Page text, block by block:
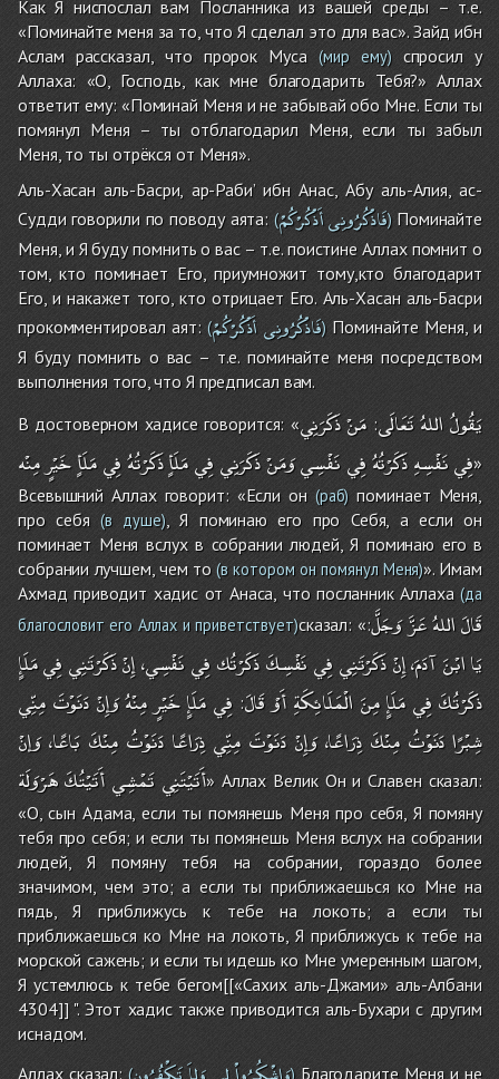
Как Я ниспослал вам Посланника из вашей среды – т.е.
«Поминайте меня за то, что Я сделал это для вас». Зайд ибн
Аслам рассказал, что пророк Муса(мир ему)спросил у
Аллаха: «О, Господь, как мне благодарить Тебя?» Аллах
ответит ему: «Поминай Меня и не забывай обо Мне. Если ты
помянул Меня – ты отблагодарил Меня, если ты забыл
Меня, то ты отрёкся от Меня».
Аль-Хасан аль-Басри, ар-Раби’ ибн Анас, Абу аль-Алия, ас-
Судди говорили по поводу аята: ( فَاذْكُرُونِىأَذْكُرْكُمْ )Поминайте
Меня, и Я буду помнить о вас – т.е. поистине Аллах помнит о
том, кто поминает Его, приумножит тому,кто благодарит
Его, и накажет того, кто отрицает Его. Аль-Хасан аль-Басри
прокомментировал аят:( فَاذْكُرُونِىأَذْكُرْكُمْ )Поминайте Меня, и
Я буду помнить о вас – т.е. поминайте меня посредством
выполнения того, что Я предписал вам.
В достоверном хадисе говорится: «
يَقُولُاللهُتَعَالَى:مَنْذَكَرَنِي
فِينَفْسِهِذَكَرْتُهُفِينَفْسِيوَمَنْذَكَرَنِيفِيمَلَأٍذَكَرْتُهُفِيمَلَأٍخَيْرٍمِنْه
»
Всевышний Аллах говорит: «Если он(раб) поминает Меня,
про себя(в душе), Я поминаю его про Себя, а если он
поминает Меня вслух в собрании людей, Я поминаю его в
собрании лучшем, чем то(в котором он помянул Меня)». Имам
Ахмад приводит хадис от Анаса, что посланник Аллаха(да
благословит его Аллах и приветствует)сказал: « قَالَاللهُعَزَّوَجَلَّ:
يَاابْنَآدَمَ،إِنْذَكَرْتَنِيفِينَفْسِكَذَكَرْتُكفِينَفْسِي،إِنْذَكَرْتَنِيفِيمَلَإٍ
ذكَرْتُكَفِيمَلَإٍمِنَالْمَلَائِكَةِأَوْقَالَ:فِيمَلَإٍخَيْرٍمِنْهُوَإِنْدَنَوْتَ مِنِّي
شِبْرًادَنَوْتُ مِنْكَ ذِرَاعًا، وَإِنْ دَنَوْتَ مِنِّي ذِرَاعًا دَنَوْتُ مِنْكَ بَاعًا، وَإنْ
أَتَيْتَنِي تَمْشِيأَتَيْتُكَهَرْوَلَة
» Аллах Велик Он и Славен сказал:
«О, сын Адама, если ты помянешь Меня про себя, Я помяну
тебя про себя; и если ты помянешь Меня вслух на собрании
людей, Я помяну тебя на собрании, гораздо более
значимом, чем это; а если ты приближаешься ко Мне на
пядь, Я приближусь к тебе на локоть; а если ты
приближаешься ко Мне на локоть, Я приближусь к тебе на
морской сажень; и если ты идешь ко Мне умеренным шагом,
Я устемлюсь к тебе бегом[[«Сахих аль-Джами» аль-Албани
4304]] ". Этот хадис также приводится аль-Бухари с другим
иснадом.
Аллах сказал: ( )Благодарите Меня и не